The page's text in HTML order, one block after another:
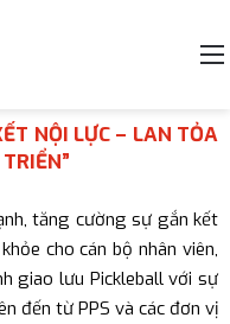
NỘI LỰC – LAN TỎA
tăng cường sự gắn kết
cho cán bộ nhân viên,
giao lưu Pickleball với sự
đến từ PPS và các đơn vị